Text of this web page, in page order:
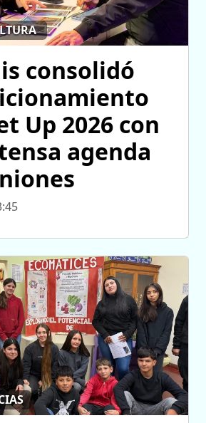
consolidó
Up 2026 con
agenda